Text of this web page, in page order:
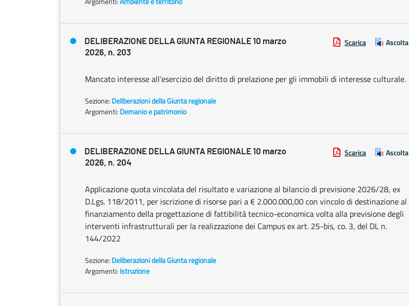
DELIBERAZIONE DELLA GIUNTA REGIONALE 10 marzo
2026, n. 203
Scarica Ascolta
Mancato interesse all’esercizio del diritto di prelazione per gli immobili di interesse culturale.
Sezione: Deliberazioni della Giunta regionale
Argomenti: Demanio e patrimonio
DELIBERAZIONE DELLA GIUNTA REGIONALE 10 marzo
2026, n. 204
Scarica Ascolta
Applicazione quota vincolata del risultato e variazione al bilancio di previsione 2026/28, ex
D.Lgs. 118/2011, per iscrizione di risorse pari a € 2.000.000,00 con vincolo di destinazione al
finanziamento della progettazione di fattibilità tecnico-economica volta alla previsione degli
interventi infrastrutturali per la realizzazione dei Campus ex art. 25-bis, co. 3, del DL n.
144/2022
Sezione: Deliberazioni della Giunta regionale
Argomenti: Istruzione